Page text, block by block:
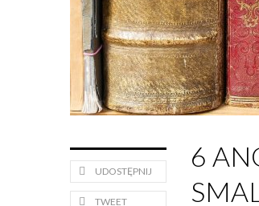
UDOSTĘPNIJ
TWEET
6